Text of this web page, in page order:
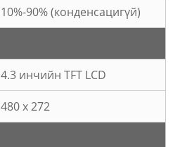
10%-90% (конденсацигүй)
4.3 инчийн TFT LCD
480 x 272